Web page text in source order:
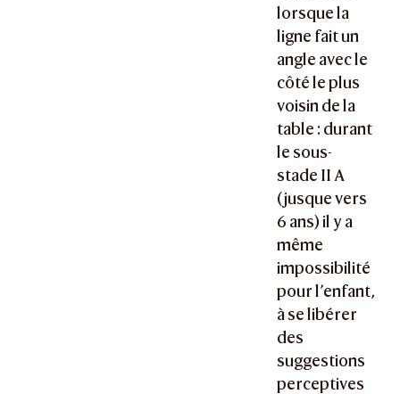
lorsque la
ligne fait un
angle avec le
côté le plus
voisin de la
table : durant
le sous-
stade II A
(jusque vers
6 ans) il y a
même
impossibilité
pour l’enfant,
à se libérer
des
suggestions
perceptives